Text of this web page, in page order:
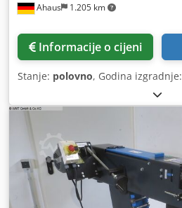
Ahaus 1.205 km
Informacije o cijeni
Stanje: polovno, Godina izgradnje: